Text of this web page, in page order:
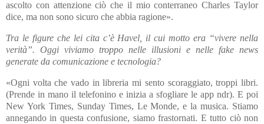
ascolto con attenzione ciò che il mio conterraneo Charles Taylor
dice, ma non sono sicuro che abbia ragione».
Tra le figure che lei cita c’è Havel, il cui motto era “vivere nella
verità”. Oggi viviamo troppo nelle illusioni e nelle fake news
generate da comunicazione e tecnologia?
«Ogni volta che vado in libreria mi sento scoraggiato, troppi libri.
(Prende in mano il telefonino e inizia a sfogliare le app ndr). E poi
New York Times, Sunday Times, Le Monde, e la musica. Stiamo
annegando in questa confusione, siamo frastornati. E tutto ciò non